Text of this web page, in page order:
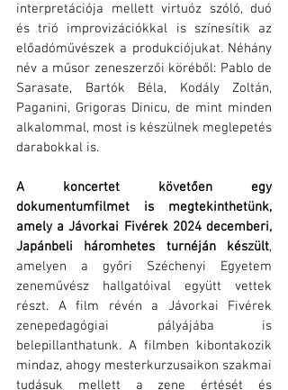
interpretációja mellett virtuóz szóló, duó
és trió improvizációkkal is színesítik az
előadóművészek a produkciójukat. Néhány
név a műsor zeneszerzői köréből: Pablo de
Sarasate, Bartók Béla, Kodály Zoltán,
Paganini, Grigoras Dinicu, de mint minden
alkalommal, most is készülnek meglepetés
darabokkal is.
A koncertet követően egy
dokumentumfilmet is megtekinthetünk,
amely a Jávorkai Fivérek 2024 decemberi,
Japánbeli háromhetes turnéján készült,
amelyen a győri Széchenyi Egyetem
zeneművész hallgatóival együtt vettek
részt. A film révén a Jávorkai Fivérek
zenepedagógiai pályájába is
belepillanthatunk. A filmben kibontakozik
mindaz, ahogy mesterkurzusaikon szakmai
tudásuk mellett a zene értését és